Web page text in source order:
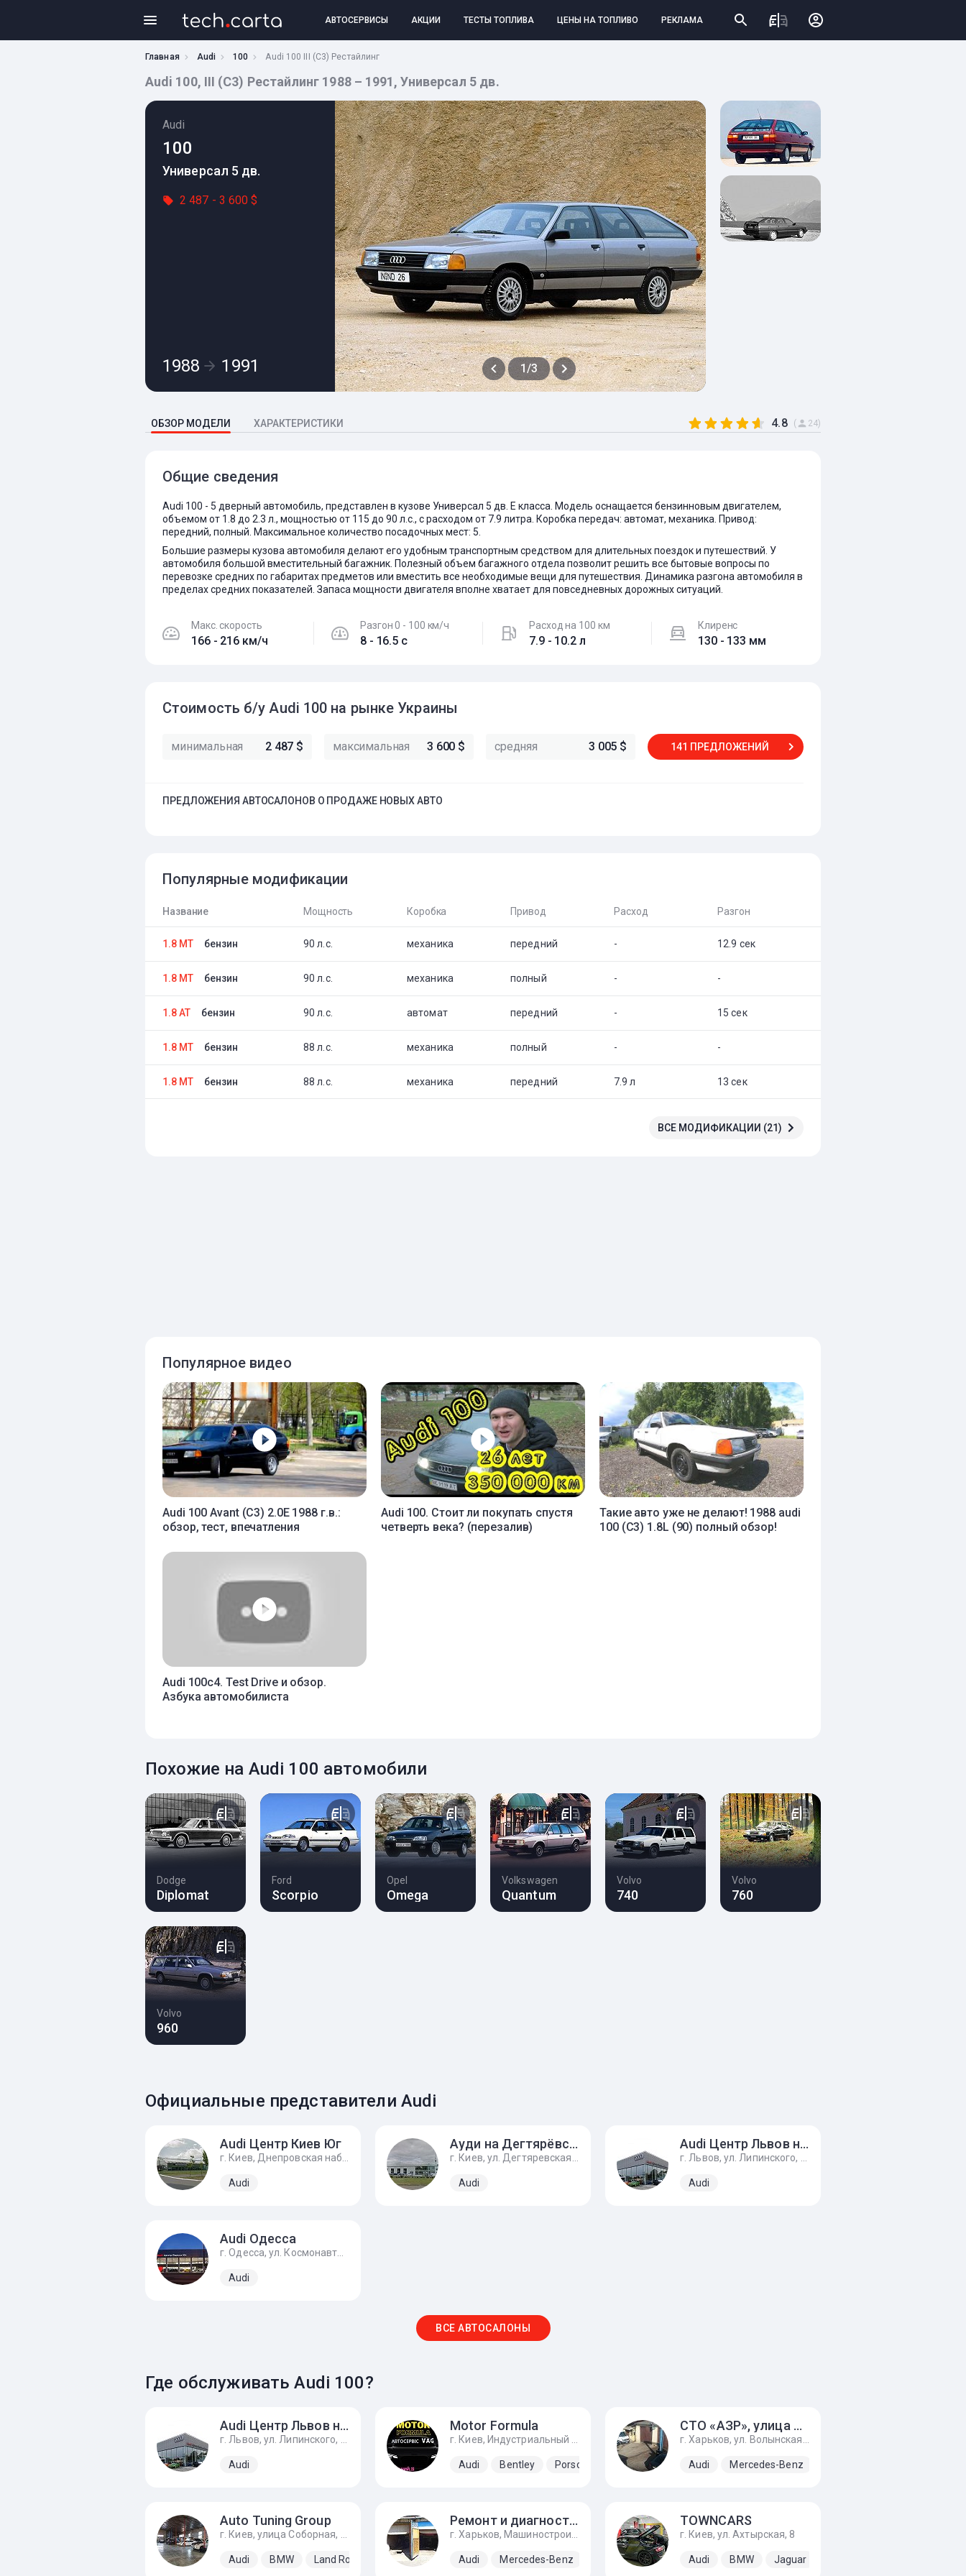
АВТОСЕРВИСЫ АКЦИИ ТЕСТЫ ТОПЛИВА ЦЕНЫ НА ТОПЛИВО РЕКЛАМА
Главная Audi 100 Audi 100 III (C3) Рестайлинг
Audi 100, III (C3) Рестайлинг 1988 – 1991, Универсал 5 дв.
Audi
100
Универсал 5 дв.
2 487 - 3 600 $
1988 1991 1/3
ОБЗОР МОДЕЛИ ХАРАКТЕРИСТИКИ 4.8 ( 24)
Общие сведения
Audi 100 - 5 дверный автомобиль, представлен в кузове Универсал 5 дв. E класса. Модель оснащается бензинновым двигателем,
объемом от 1.8 до 2.3 л., мощностью от 115 до 90 л.с., с расходом от 7.9 литра. Коробка передач: автомат, механика. Привод:
передний, полный. Максимальное количество посадочных мест: 5.
Большие размеры кузова автомобиля делают его удобным транспортным средством для длительных поездок и путешествий. У
автомобиля большой вместительный багажник. Полезный объем багажного отдела позволит решить все бытовые вопросы по
перевозке средних по габаритах предметов или вместить все необходимые вещи для путешествия. Динамика разгона автомобиля в
пределах средних показателей. Запаса мощности двигателя вполне хватает для повседневных дорожных ситуаций.
Макс. скорость
166 - 216 км/ч
Разгон 0 - 100 км/ч
8 - 16.5 c
Расход на 100 км
7.9 - 10.2 л
Клиренс
130 - 133 мм
Стоимость б/у Audi 100 на рынке Украины
минимальная 2 487 $ максимальная 3 600 $ средняя 3 005 $ 141 ПРЕДЛОЖЕНИЙ
ПРЕДЛОЖЕНИЯ АВТОСАЛОНОВ О ПРОДАЖЕ НОВЫХ АВТО
Популярные модификации
Название Мощность Коробка Привод Расход Разгон
1.8 MT бензин 90 л.с. механика передний - 12.9 сек
1.8 MT бензин 90 л.с. механика полный - -
1.8 AT бензин 90 л.с. автомат передний - 15 сек
1.8 MT бензин 88 л.с. механика полный - -
1.8 MT бензин 88 л.с. механика передний 7.9 л 13 сек
ВСЕ МОДИФИКАЦИИ (21)
Популярное видео
Audi 100 Avant (C3) 2.0E 1988 г.в.:
обзор, тест, впечатления
Audi 100. Стоит ли покупать спустя
четверть века? (перезалив)
Такие авто уже не делают! 1988 audi
100 (C3) 1.8L (90) полный обзор!
Audi 100c4. Test Drive и обзор.
Азбука автомобилиста
Похожие на Audi 100 автомобили
Dodge
Diplomat
Ford
Scorpio
Opel
Omega
Volkswagen
Quantum
Volvo
740
Volvo
760
Volvo
960
Официальные представители Audi
Audi Центр Киев Юг
Audi
Ауди на Дегтярёвской
Audi
Audi Центр Львов на Липинского
Audi
Audi Одесса
Audi
ВСЕ АВТОСАЛОНЫ
Где обслуживать Audi 100?
Audi Центр Львов на Липинского
Audi
Motor Formula
Audi Bentley Porsche SEAT Skoda Volkswagen
СТО «АЗР»‎, улица Волынская, д. 38
Audi Mercedes-Benz
Auto Tuning Group
Audi BMW Land Rover Lexus Mercedes-Benz Rolls-Royce Toyota Volkswagen
Ремонт и диагности механического инжектора ke-jetronic
Audi Mercedes-Benz
TOWNCARS
г. Киев, ул. Ахтырская, 8
Audi BMW Jaguar